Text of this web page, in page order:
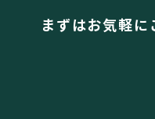
まずはお気軽に